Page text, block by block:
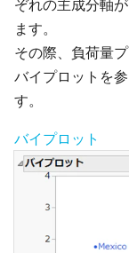
ぞれの主成分軸
ます。
その際、負荷量
バイプロットを
す。
バイプロット